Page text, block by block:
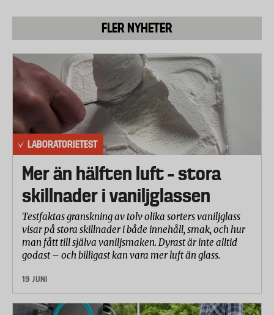
- Siemens SpeedMatic SN45M206SK
- Whirlpool Green Generation ADPS ECO WH
Priser
Priserna på diskmaskiner kan skilja mycket mellan
olika återförsäljare. Därför har vi angett ett
prisspann grundat på de båda prisjämförelsesajterna
Prisjakt och Pricerunner (undersökningen gjordes
12 september 2011). Whirlpools diskmaskin är ny på
marknaden och priset på denna kommer därför från
tillverkaren. För Ikeas maskin har vi angett priset
utan front (som köps separat).
Testmetod
Testet är utfört på diskmaskinernas
standardprogram. Alla tester har utförts minst tre
gånger och resultaten är ett medelvärde av alla
Diskmaskinerna fylldes till hälften med standard-
föremål som porslin, glas och bestick (utifrån
FLER NYHETER
LABORATORIETEST
Mer än hälften luft – stora
skillnader i vaniljglassen
Testfaktas granskning av tolv olika sorters vaniljglass
visar på stora skillnader i både innehåll, smak, och hur
man fått till själva vaniljsmaken. Dyrast är inte alltid
godast – och billigast kan vara mer luft än glass.
19 JUNI